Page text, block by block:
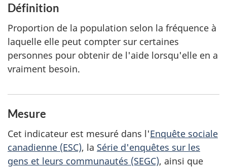
Définition
Proportion de la population selon la fréquence à
laquelle elle peut compter sur certaines
personnes pour obtenir de l'aide lorsqu'elle en a
vraiment besoin.
Mesure
Cet indicateur est mesuré dans l'Enquête sociale
canadienne (ESC), la Série d'enquêtes sur les
gens et leurs communautés (SEGC), ainsi que